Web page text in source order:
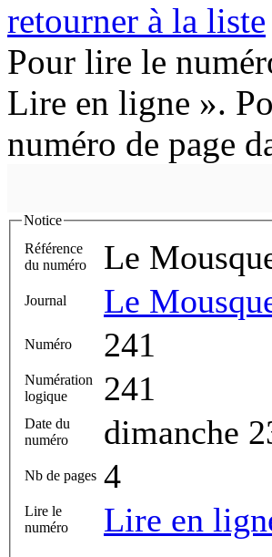
retourner à la liste
Pour lire le
Lire en ligne ».
numéro de page
Notice
Référence
du numéro
Le
Journal Le
Numéro 241
Numération
logique
241
Date du
numéro
dimanche
Nb de pages 4
Lire le
numéro
Lire en